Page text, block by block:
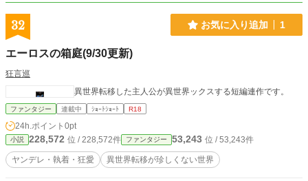
32 お気に入り追加 1
エーロスの箱庭(9/30更新)
狂言巡
異世界転移した主人公が異世界ックスする短編連作です。
ファンタジー 連載中 ｼｮｰﾄｼｮｰﾄ R18
24h.ポイント 0pt
小説 228,572 位 / 228,572件 ファンタジー 53,243 位 / 53,243件
ヤンデレ・執着・狂愛 異世界転移が珍しくない世界